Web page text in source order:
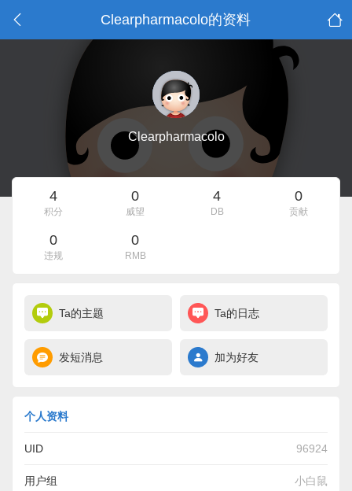
Clearpharmacolo的资料
Clearpharmacolo
4
积分
0
威望
4
DB
0
贡献
0
违规
0
RMB
Ta的主题 Ta的日志
发短消息 加为好友
个人资料
UID 96924
用户组 小白鼠